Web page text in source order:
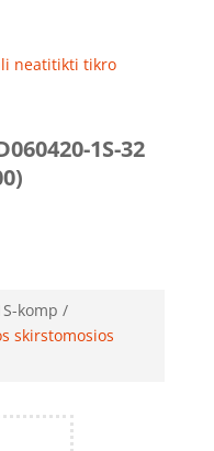
neatitikti tikro
1S-32
komp
skirstomosios